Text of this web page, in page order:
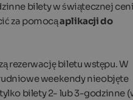
bilety w świątecznej
za pomocąaplikacji do
rezerwację biletu wstępu. W
weekendy nieobjęte
tylko bilety 2- lub 3-godzinne